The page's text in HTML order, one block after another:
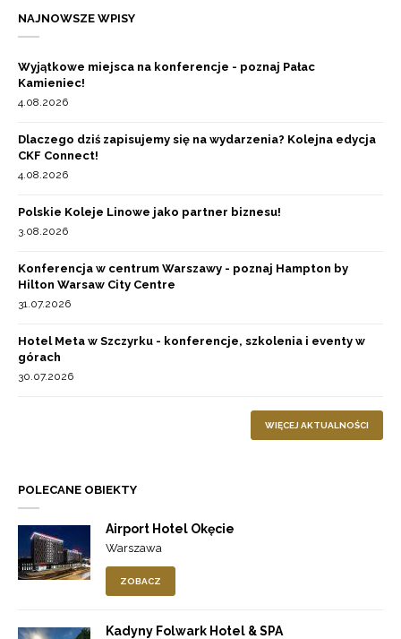
NAJNOWSZE WPISY
Wyjątkowe miejsca na konferencje - poznaj Pałac
Kamieniec!
4.08.2026
Dlaczego dziś zapisujemy się na wydarzenia? Kolejna edycja
CKF Connect!
4.08.2026
Polskie Koleje Linowe jako partner biznesu!
3.08.2026
Konferencja w centrum Warszawy - poznaj Hampton by
Hilton Warsaw City Centre
31.07.2026
Hotel Meta w Szczyrku - konferencje, szkolenia i eventy w
górach
30.07.2026
WIĘCEJ AKTUALNOŚCI
POLECANE OBIEKTY
Airport Hotel Okęcie
Warszawa
ZOBACZ
Kadyny Folwark Hotel & SPA